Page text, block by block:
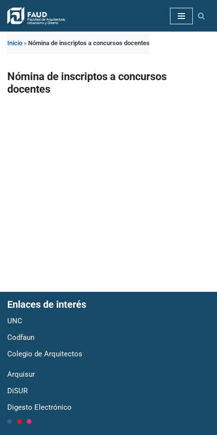
Saltar
Inicio » Nómina de inscriptos a concursos docentes
Nómina de inscriptos a concursos
docentes
Enlaces de interés
UNC
Codfaun
Colegio de Arquitectos
Arquisur
DiSUR
Digesto Electrónico